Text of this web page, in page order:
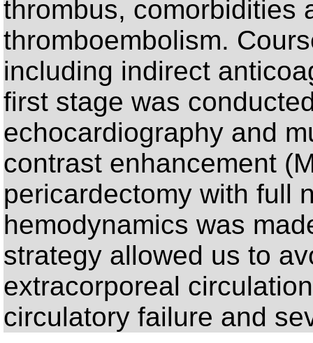
thrombus, comorbidities
thromboembolism.
including indirect
first stage was
echocardiography and
contrast enhancement
pericardectomy with full
hemodynamics was
strategy allowed us to
extracorporeal
circulatory failure and